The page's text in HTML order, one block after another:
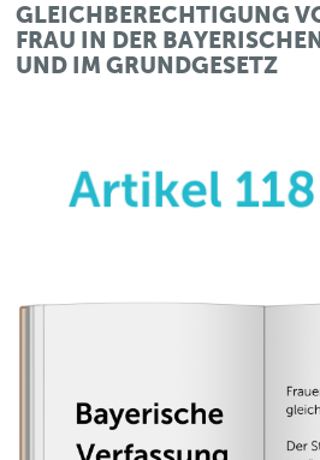
GLEICHBERECHTIGUNG
FRAU IN DER
UND IM GRUNDGESETZ